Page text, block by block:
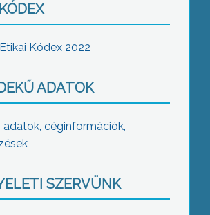
Kódex 2022
ADATOK
adatok, céginformációk,
SZERVÜNK